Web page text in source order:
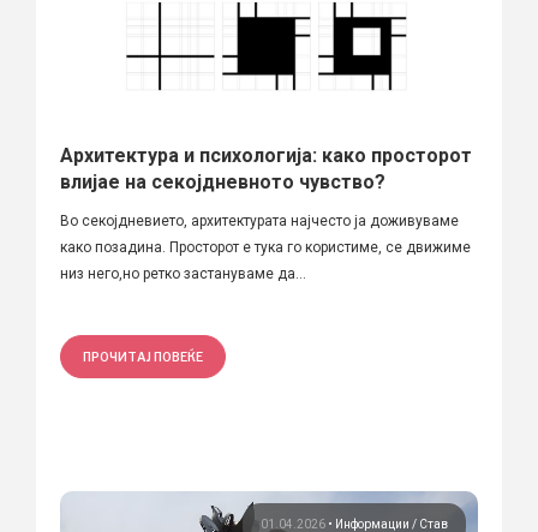
Архитектура и психологија: како просторот
влијае на секојдневното чувство?
Во секојдневието, архитектурата најчесто ја доживуваме
како позадина. Просторот е тука го користиме, се движиме
низ него,но ретко застануваме да...
ПРОЧИТАЈ ПОВЕЌЕ
01.04.2026 • Информации Став